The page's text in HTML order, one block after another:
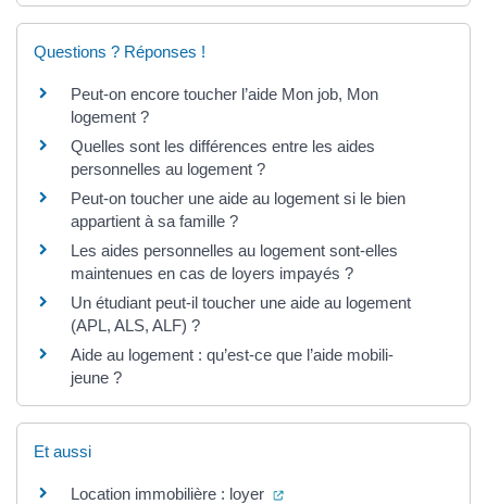
Questions ? Réponses !
Peut-on encore toucher l’aide Mon job, Mon
logement ?
Quelles sont les différences entre les aides
personnelles au logement ?
Peut-on toucher une aide au logement si le bien
appartient à sa famille ?
Les aides personnelles au logement sont-elles
maintenues en cas de loyers impayés ?
Un étudiant peut-il toucher une aide au logement
(APL, ALS, ALF) ?
Aide au logement : qu’est-ce que l’aide mobili-
jeune ?
Et aussi
Location immobilière : loyer (ouverture dans un nouvel